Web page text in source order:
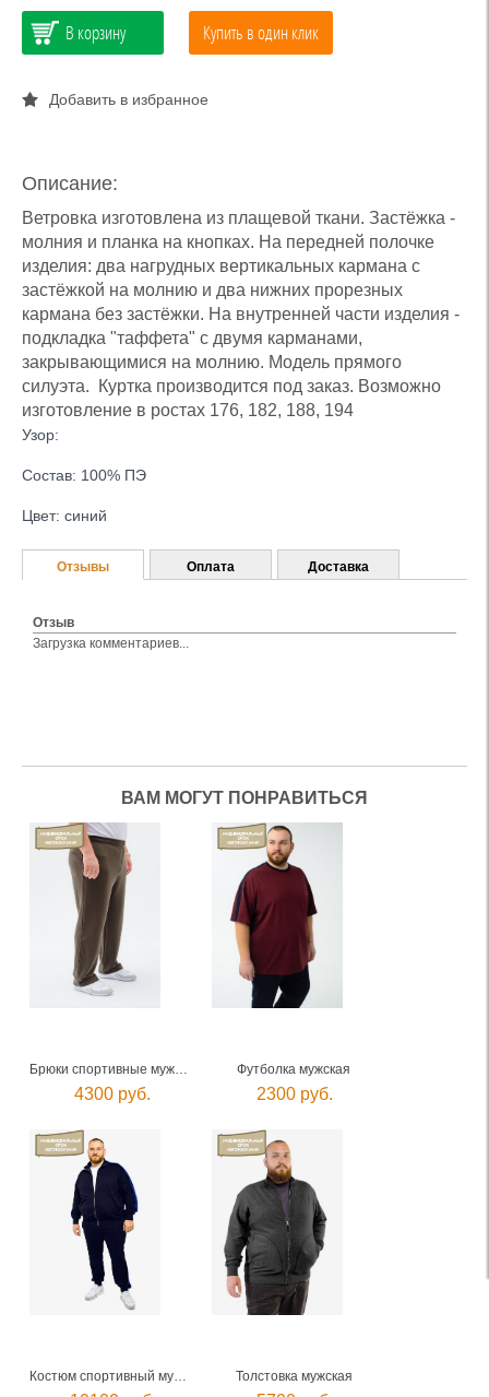
В корзину Купить в один клик
Добавить в избранное
Описание:
Ветровка изготовлена из плащевой ткани. Застёжка -
молния и планка на кнопках. На передней полочке
изделия: два нагрудных вертикальных кармана с
застёжкой на молнию и два нижних прорезных
кармана без застёжки. На внутренней части изделия -
подкладка "таффета" с двумя карманами,
закрывающимися на молнию. Модель прямого
силуэта. Куртка производится под заказ. Возможно
изготовление в ростах 176, 182, 188, 194
Узор:
Состав: 100% ПЭ
Цвет: синий
Отзывы
Отзыв
Загрузка комментариев...
Оплата Доставка
ВАМ МОГУТ ПОНРАВИТЬСЯ
Брюки спортивные мужские
4300 руб.
Футболка мужская
2300 руб.
Костюм спортивный мужской мужской Толстовка мужская